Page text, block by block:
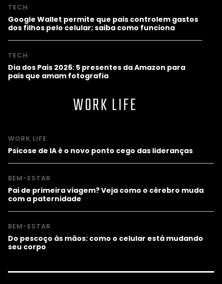
TECH
Google Wallet permite que pais controlem gastos
dos filhos pelo celular; saiba como funciona
TECH
Dia dos Pais 2026: 5 presentes da Amazon para
pais que amam fotografia
WORK LIFE
WORK LIFE
Psicose de IA é o novo ponto cego das lideranças
BEM-ESTAR
Pai de primeira viagem? Veja como o cérebro muda
com a paternidade
BEM-ESTAR
Do pescoço às mãos: como o celular está mudando
seu corpo